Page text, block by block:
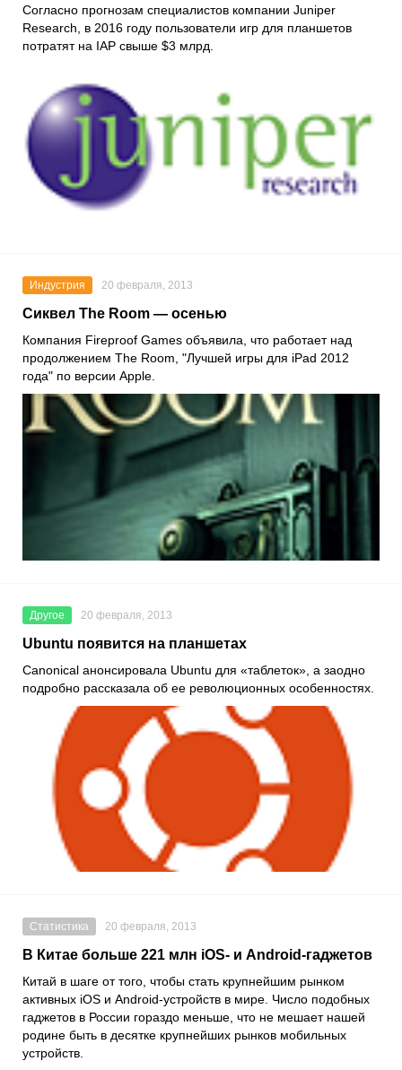
Согласно прогнозам специалистов компании Juniper
Research, в 2016 году пользователи игр для планшетов
потратят на IAP свыше $3 млрд.
Индустрия 20 февраля, 2013
Сиквел The Room — осенью
Компания Fireproof Games объявила, что работает над
продолжением The Room, "Лучшей игры для iPad 2012
года" по версии Apple.
Другое 20 февраля, 2013
Ubuntu появится на планшетах
Canonical анонсировала Ubuntu для «таблеток», а заодно
подробно рассказала об ее революционных особенностях.
Статистика 20 февраля, 2013
В Китае больше 221 млн iOS- и Android-гаджетов
Китай в шаге от того, чтобы стать крупнейшим рынком
активных iOS и Android-устройств в мире. Число подобных
гаджетов в России гораздо меньше, что не мешает нашей
родине быть в десятке крупнейших рынков мобильных
устройств.